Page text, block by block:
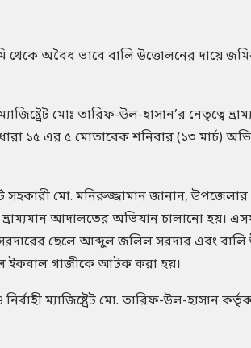
থেকে অবৈধ ভাবে বালি উত্তোলনের দায়ে
মোঃ তারিফ-উল-হাসান’র নেতৃত্বে
১৫ এর ৫ মোতাবেক শনিবার (১৩ মার্চ)
সহকারী মো. মনিরুজ্জামান জানান,
ভ্রাম্যমান আদালতের অভিযান চালানো হয়।
ছেলে আব্দুল জলিল সরদার এবং বালি
ইকবাল গাজীকে আটক করা হয়।
ম্যাজিষ্ট্রেট মো. তারিফ-উল-হাসান